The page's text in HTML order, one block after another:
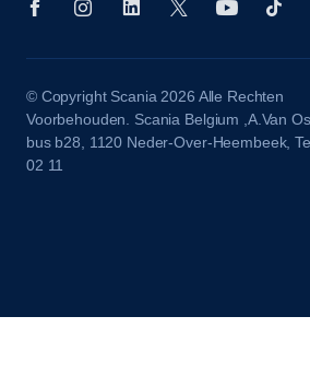
© Copyright Scania 2026 Alle Rechten
Voorbehouden. Scania Belgium ,A.Van
bus b28, 1120 Neder-Over-Heembeek,
02 11